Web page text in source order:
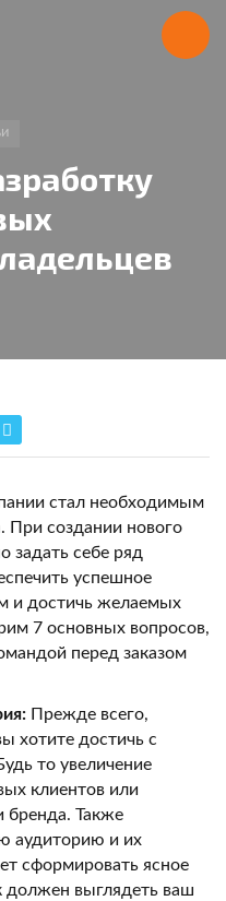
стал необходимым
При создании нового
задать себе ряд
успешное
и достичь желаемых
7 основных вопросов,
перед заказом
Прежде всего,
хотите достичь с
то увеличение
клиентов или
бренда. Также
аудиторию и их
сформировать ясное
должен выглядеть ваш